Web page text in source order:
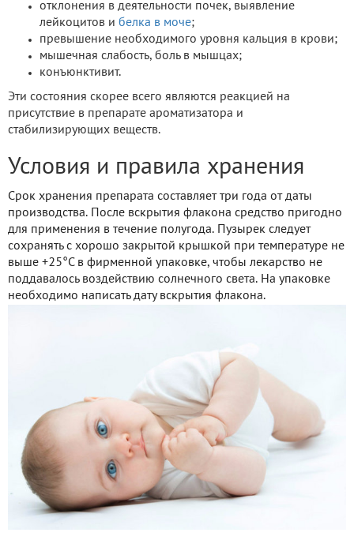
отклонения в деятельности почек, выявление
лейкоцитов и белка в моче;
превышение необходимого уровня кальция в крови;
мышечная слабость, боль в мышцах;
конъюнктивит.
Эти состояния скорее всего являются реакцией на
присутствие в препарате ароматизатора и
стабилизирующих веществ.
Условия и правила хранения
Срок хранения препарата составляет три года от даты
производства. После вскрытия флакона средство пригодно
для применения в течение полугода. Пузырек следует
сохранять с хорошо закрытой крышкой при температуре не
выше +25°С в фирменной упаковке, чтобы лекарство не
поддавалось воздействию солнечного света. На упаковке
необходимо написать дату вскрытия флакона.